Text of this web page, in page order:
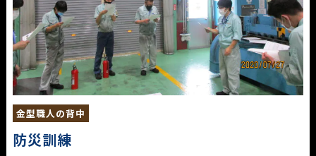
金型職人の背中
防災訓練